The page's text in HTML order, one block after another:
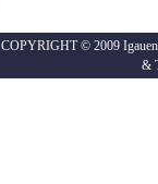
COPYRIGHT © 2009
&